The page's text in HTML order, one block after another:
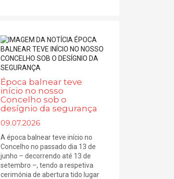
Época balnear teve
início no nosso
Concelho sob o
desígnio da segurança
09.07.2026
A época balnear teve início no
Concelho no passado dia 13 de
junho – decorrendo até 13 de
setembro –, tendo a respetiva
cerimónia de abertura tido lugar